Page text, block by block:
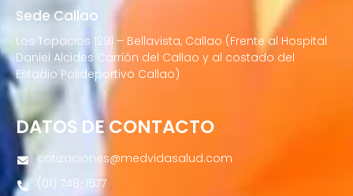
Sede Callao
Los Topacios 1291 – Bellavista, Callao (Frente al Hospital
Daniel Alcides Carrión del Callao y al costado del
Estadio Polideportivo Callao)
DATOS DE CONTACTO
cotizaciones@medvidasalud.com
(01) 748-1577